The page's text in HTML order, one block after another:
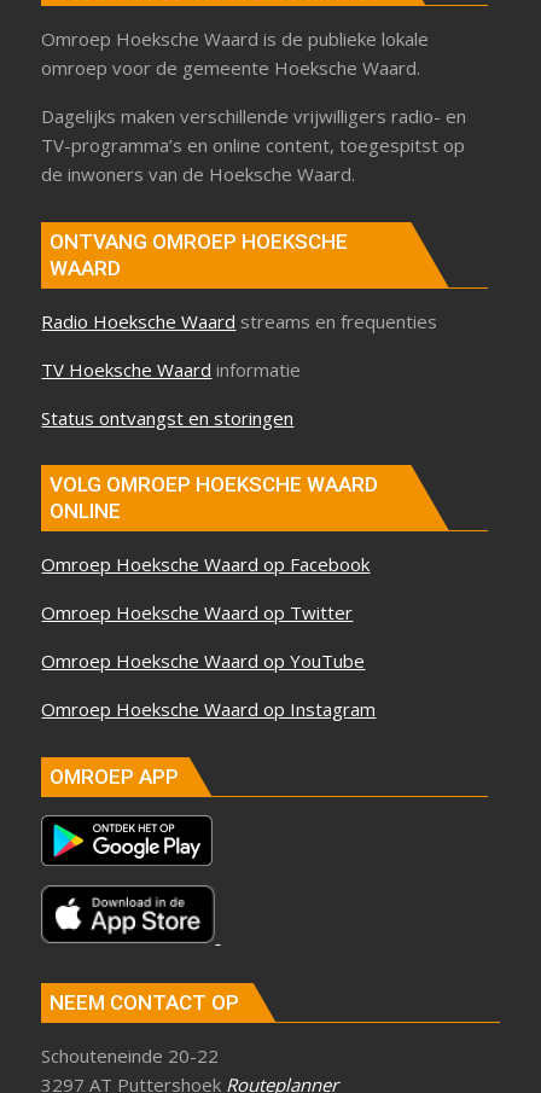
Omroep Hoeksche Waard is de publieke lokale
omroep voor de gemeente Hoeksche Waard.
Dagelijks maken verschillende vrijwilligers radio- en
TV-programma’s en online content, toegespitst op
de inwoners van de Hoeksche Waard.
ONTVANG OMROEP HOEKSCHE
WAARD
Radio Hoeksche Waard streams en frequenties
TV Hoeksche Waard informatie
Status ontvangst en storingen
VOLG OMROEP HOEKSCHE WAARD
ONLINE
Omroep Hoeksche Waard op Facebook
Omroep Hoeksche Waard op Twitter
Omroep Hoeksche Waard op YouTube
Omroep Hoeksche Waard op Instagram
OMROEP APP
NEEM CONTACT OP
Schouteneinde 20-22
3297 AT Puttershoek Routeplanner